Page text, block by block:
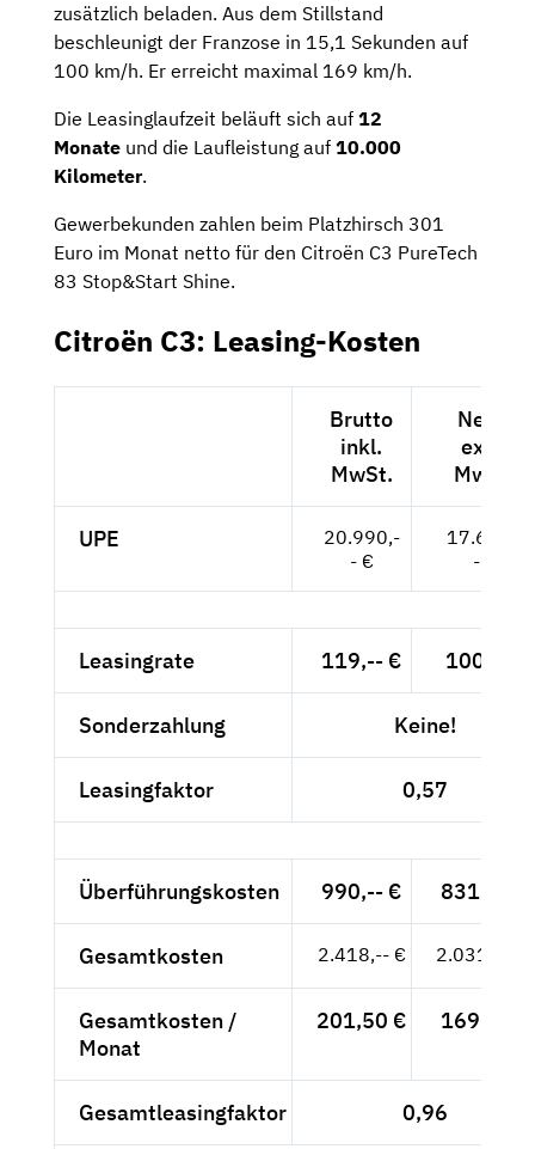
zusätzlich beladen. Aus dem Stillstand
beschleunigt der Franzose in 15,1 Sekunden auf
100 km/h. Er erreicht maximal 169 km/h.
Die Leasinglaufzeit beläuft sich auf 12
Monate und die Laufleistung auf 10.000
Kilometer.
Gewerbekunden zahlen beim Platzhirsch 301
Euro im Monat netto für den Citroën C3 PureTech
83 Stop&Start Shine.
Citroën C3: Leasing-Kosten
Brutto
inkl.
MwSt.
Netto
exkl.
MwSt.
UPE
20.990,-
- €
17.639,-
- €
Leasingrate 119,-- € 100,-- €
Sonderzahlung Keine!
Leasingfaktor 0,57
Überführungskosten 990,-- € 831,93 €
Gesamtkosten 2.418,-- € 2.031,93 €
Gesamtkosten /
Monat
201,50 € 169,33 €
Gesamtleasingfaktor 0,96